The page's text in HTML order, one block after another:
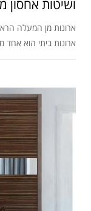
ושיטות אחסון
ארונות מן המעלה
ארונות ביתי הוא אחד